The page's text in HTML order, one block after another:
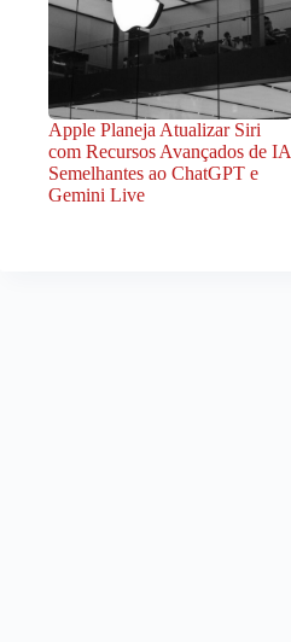
Apple Planeja Atualizar Siri
com Recursos Avançados de IA
Semelhantes ao ChatGPT e
Gemini Live